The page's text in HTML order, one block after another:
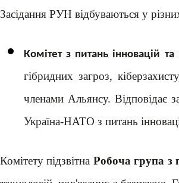
Засідання РУН відбуваються у
Комітет з питань інновацій
гібридних загроз,
членами Альянсу. Відповідає
Україна-НАТО з питань
Комітету підзвітна Робоча група з